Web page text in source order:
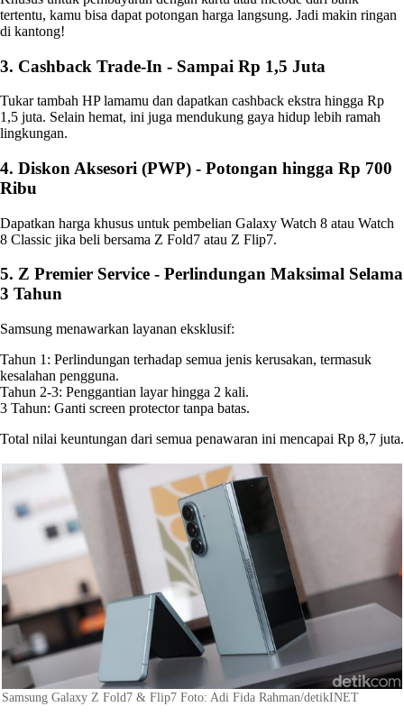
tertentu, kamu bisa dapat potongan harga langsung. Jadi makin ringan
di kantong!
3. Cashback Trade-In - Sampai Rp 1,5 Juta
Tukar tambah HP lamamu dan dapatkan cashback ekstra hingga Rp
1,5 juta. Selain hemat, ini juga mendukung gaya hidup lebih ramah
lingkungan.
4. Diskon Aksesori (PWP) - Potongan hingga Rp 700
Ribu
Dapatkan harga khusus untuk pembelian Galaxy Watch 8 atau Watch
8 Classic jika beli bersama Z Fold7 atau Z Flip7.
5. Z Premier Service - Perlindungan Maksimal Selama
3 Tahun
Samsung menawarkan layanan eksklusif:
Tahun 1: Perlindungan terhadap semua jenis kerusakan, termasuk
kesalahan pengguna.
Tahun 2-3: Penggantian layar hingga 2 kali.
3 Tahun: Ganti screen protector tanpa batas.
Total nilai keuntungan dari semua penawaran ini mencapai Rp 8,7 juta.
Samsung Galaxy Z Fold7 & Flip7 Foto: Adi Fida Rahman/detikINET